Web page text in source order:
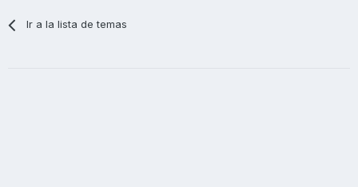
Ir a la lista de temas